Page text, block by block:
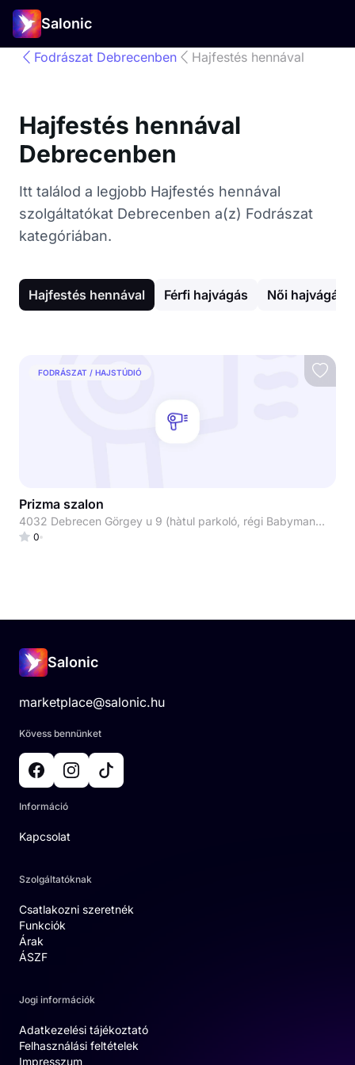
Salonic
Fodrászat Debrecenben Hajfestés hennával
Hajfestés hennával
Debrecenben
Itt találod a legjobb Hajfestés hennával
szolgáltatókat Debrecenben a(z) Fodrászat
kategóriában.
Hajfestés hennával Férfi hajvágás Női hajvágás
FODRÁSZAT / HAJSTÚDIÓ
Prizma szalon
4032 Debrecen Görgey u 9 (hàtul parkoló, régi Babymandarin)
0
Salonic
marketplace@salonic.hu
Kövess bennünket
Információ
Kapcsolat
Szolgáltatóknak
Csatlakozni szeretnék
Funkciók
Árak
ÁSZF
Jogi információk
Adatkezelési tájékoztató
Felhasználási feltételek
Impresszum